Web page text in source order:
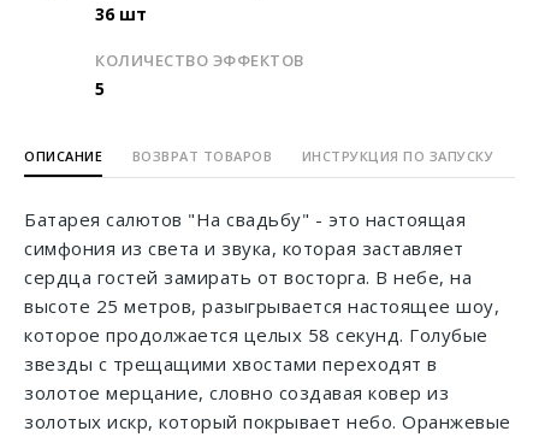
36 шт
КОЛИЧЕСТВО ЭФФЕКТОВ
5
ОПИСАНИЕ ВОЗВРАТ ТОВАРОВ ИНСТРУКЦИЯ ПО ЗАПУСКУ
Батарея салютов "На свадьбу" - это настоящая
симфония из света и звука, которая заставляет
сердца гостей замирать от восторга. В небе, на
высоте 25 метров, разыгрывается настоящее шоу,
которое продолжается целых 58 секунд. Голубые
звезды с трещащими хвостами переходят в
золотое мерцание, словно создавая ковер из
золотых искр, который покрывает небо. Оранжевые